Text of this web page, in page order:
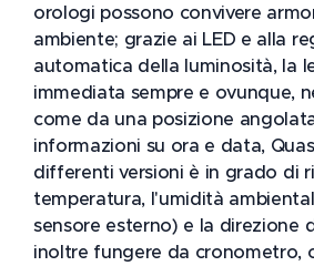
orologi possono convivere
ambiente; grazie ai LED e alla
automatica della luminosità, la
immediata sempre e ovunque,
come da una posizione
informazioni su ora e data,
differenti versioni è in grado di
temperatura, l'umidità
sensore esterno) e la direzione
inoltre fungere da cronometro,